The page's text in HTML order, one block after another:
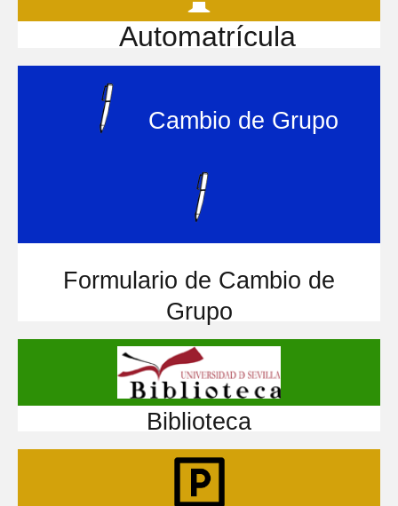
Automatrícula
Cambio de Grupo
Formulario de Cambio de
Grupo
Biblioteca